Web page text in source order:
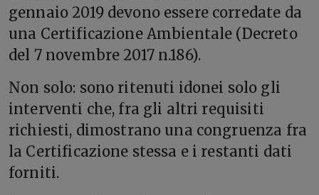
gennaio 2019 devono essere corredate da
una Certificazione Ambientale (Decreto
del 7 novembre 2017 n.186).
Non solo: sono ritenuti idonei solo gli
interventi che, fra gli altri requisiti
richiesti, dimostrano una congruenza fra
la Certificazione stessa e i restanti dati
forniti.